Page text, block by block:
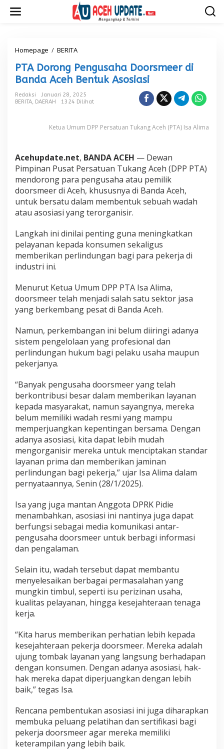
Homepage / BERITA
A
D
o
r
o
P
g
u
s
a
h
a
D
o
r
s
m
r
d
B
n
d
a
A
h
B
e
n
t
u
k
s
o
s
i
i
PTA Dorong Pengusaha Doorsmeer di
Banda Aceh Bentuk Asosiasi
Redaksi
Januari 28, 2025
BERITA, DAERAH 1324 Dilihat
Ketua Umum DPP Persatuan Tukang Aceh (PTA) Isa Alima
Acehupdate.net, BANDA ACEH — Dewan
Pimpinan Pusat Persatuan Tukang Aceh (DPP PTA)
mendorong para pengusaha atau pemilik
doorsmeer di Aceh, khususnya di Banda Aceh,
untuk bersatu dalam membentuk sebuah wadah
atau asosiasi yang terorganisir.
Langkah ini dinilai penting guna meningkatkan
pelayanan kepada konsumen sekaligus
memberikan perlindungan bagi para pekerja di
industri ini.
Menurut Ketua Umum DPP PTA Isa Alima,
doorsmeer telah menjadi salah satu sektor jasa
yang berkembang pesat di Banda Aceh.
Namun, perkembangan ini belum diiringi adanya
sistem pengelolaan yang profesional dan
perlindungan hukum bagi pelaku usaha maupun
pekerjanya.
“Banyak pengusaha doorsmeer yang telah
berkontribusi besar dalam memberikan layanan
kepada masyarakat, namun sayangnya, mereka
belum memiliki wadah resmi yang mampu
memperjuangkan kepentingan bersama. Dengan
adanya asosiasi, kita dapat lebih mudah
mengorganisir mereka untuk menciptakan standar
layanan prima dan memberikan jaminan
perlindungan bagi pekerja,” ujar Isa Alima dalam
pernyataannya, Senin (28/1/2025).
Isa yang juga mantan Anggota DPRK Pidie
menambahkan, asosiasi ini nantinya juga dapat
berfungsi sebagai media komunikasi antar-
pengusaha doorsmeer untuk berbagi informasi
dan pengalaman.
Selain itu, wadah tersebut dapat membantu
menyelesaikan berbagai permasalahan yang
mungkin timbul, seperti isu perizinan usaha,
kualitas pelayanan, hingga kesejahteraan tenaga
kerja.
“Kita harus memberikan perhatian lebih kepada
kesejahteraan pekerja doorsmeer. Mereka adalah
ujung tombak layanan yang langsung berhadapan
dengan konsumen. Dengan adanya asosiasi, hak-
hak mereka dapat diperjuangkan dengan lebih
baik,” tegas Isa.
Rencana pembentukan asosiasi ini juga diharapkan
membuka peluang pelatihan dan sertifikasi bagi
pekerja doorsmeer agar mereka memiliki
keterampilan yang lebih baik.